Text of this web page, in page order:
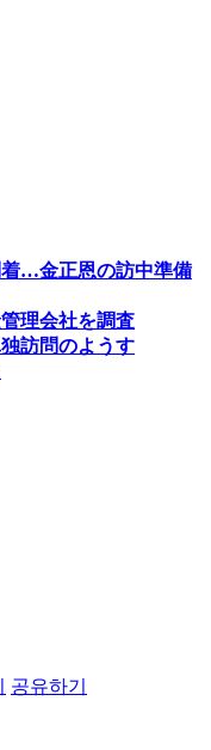
…金正恩の訪中準備
理会社を調査
訪問のようす
공유하기